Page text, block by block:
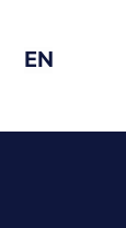
EN